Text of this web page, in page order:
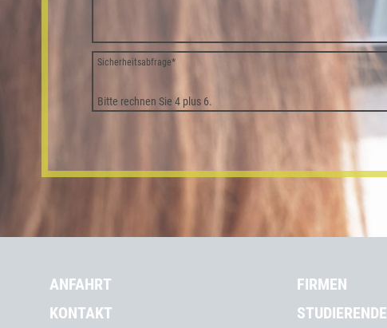
Sicherheitsabfrage*
Bitte rechnen Sie 4 plus 6.
ANFAHRT
KONTAKT
FIRMEN
STUDIERENDE